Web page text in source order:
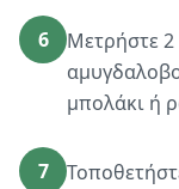
6
Μετρήστε 2
μπολάκι ή
7